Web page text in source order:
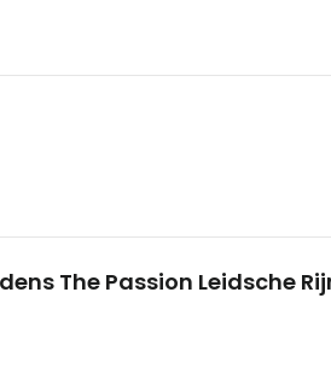
The Passion Leidsche